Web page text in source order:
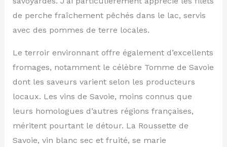
de perche fraîchement pêchés dans le lac, servis
avec des pommes de terre locales.
Le terroir environnant offre également d’excellents
fromages, notamment le célèbre Tomme de Savoie
dont les saveurs varient selon les producteurs
locaux. Les vins de Savoie, moins connus que
leurs homologues d’autres régions françaises,
méritent pourtant le détour. La Roussette de
Savoie, vin blanc sec et fruité, se marie